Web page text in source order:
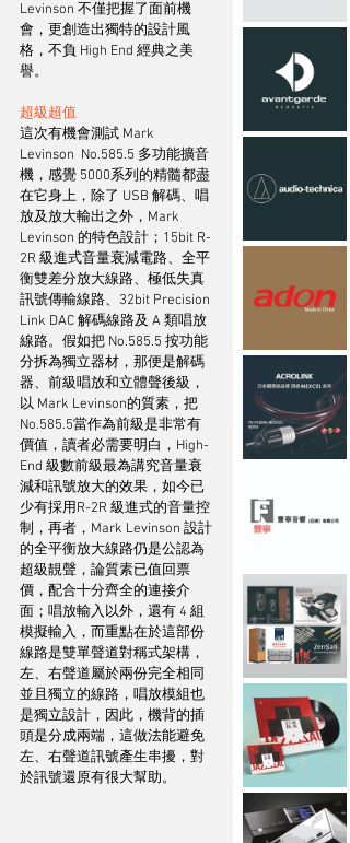
Levinson 不僅把握了面前機
會，更創造出獨特的設計風
格，不負 High End 經典之美
譽。
超級超值
這次有機會測試 Mark
Levinson  No.585.5 多功能擴音
機，感覺 5000系列的精髓都盡
在它身上，除了 USB 解碼、唱
放及放大輸出之外，Mark
Levinson 的特色設計；15bit R-
2R 級進式音量衰減電路、全平
衡雙差分放大線路、極低失真
訊號傳輸線路、32bit Precision
Link DAC 解碼線路及 A 類唱放
線路。假如把 No.585.5 按功能
分拆為獨立器材，那便是解碼
器、前級唱放和立體聲後級，
以 Mark Levinson的質素，把
No.585.5當作為前級是非常有
價值，讀者必需要明白，High-
End 級數前級最為講究音量衰
減和訊號放大的效果，如今已
少有採用R-2R 級進式的音量控
制，再者，Mark Levinson 設計
的全平衡放大線路仍是公認為
超級靚聲，論質素已值回票
價，配合十分齊全的連接介
面；唱放輸入以外，還有 4 組
模擬輸入，而重點在於這部份
線路是雙單聲道對稱式架構，
左、右聲道屬於兩份完全相同
並且獨立的線路，唱放模組也
是獨立設計，因此，機背的插
頭是分成兩端，這做法能避免
左、右聲道訊號產生串擾，對
於訊號還原有很大幫助。